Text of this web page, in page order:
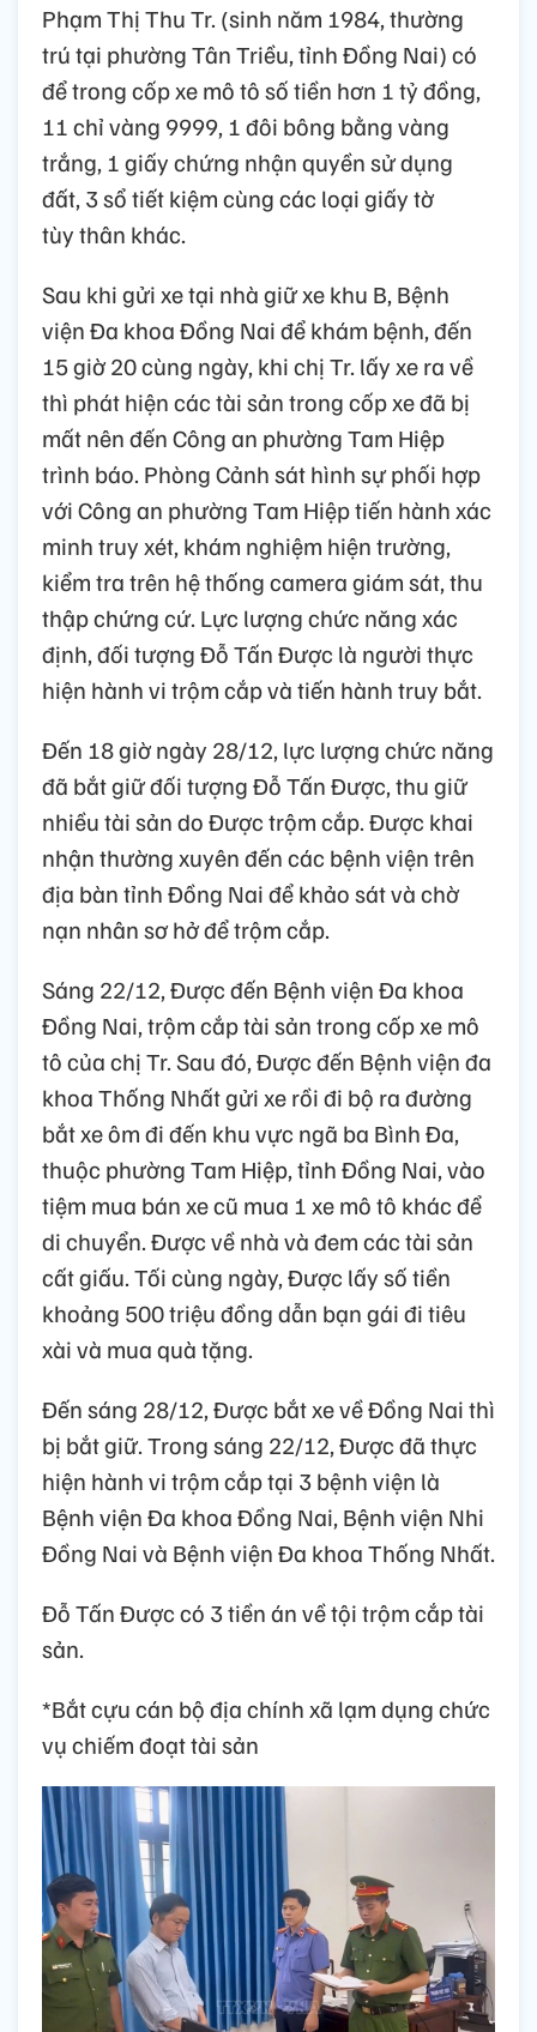
Phạm Thị Thu Tr. (sinh năm 1984, thường
trú tại phường Tân Triều, tỉnh Đồng Nai) có
để trong cốp xe mô tô số tiền hơn 1 tỷ đồng,
11 chỉ vàng 9999, 1 đôi bông bằng vàng
trắng, 1 giấy chứng nhận quyền sử dụng
đất, 3 sổ tiết kiệm cùng các loại giấy tờ
tùy thân khác.
Sau khi gửi xe tại nhà giữ xe khu B, Bệnh
viện Đa khoa Đồng Nai để khám bệnh, đến
15 giờ 20 cùng ngày, khi chị Tr. lấy xe ra về
thì phát hiện các tài sản trong cốp xe đã bị
mất nên đến Công an phường Tam Hiệp
trình báo. Phòng Cảnh sát hình sự phối hợp
với Công an phường Tam Hiệp tiến hành xác
minh truy xét, khám nghiệm hiện trường,
kiểm tra trên hệ thống camera giám sát, thu
thập chứng cứ. Lực lượng chức năng xác
định, đối tượng Đỗ Tấn Được là người thực
hiện hành vi trộm cắp và tiến hành truy bắt.
Đến 18 giờ ngày 28/12, lực lượng chức năng
đã bắt giữ đối tượng Đỗ Tấn Được, thu giữ
nhiều tài sản do Được trộm cắp. Được khai
nhận thường xuyên đến các bệnh viện trên
địa bàn tỉnh Đồng Nai để khảo sát và chờ
nạn nhân sơ hở để trộm cắp.
Sáng 22/12, Được đến Bệnh viện Đa khoa
Đồng Nai, trộm cắp tài sản trong cốp xe mô
tô của chị Tr. Sau đó, Được đến Bệnh viện đa
khoa Thống Nhất gửi xe rồi đi bộ ra đường
bắt xe ôm đi đến khu vực ngã ba Bình Đa,
thuộc phường Tam Hiệp, tỉnh Đồng Nai, vào
tiệm mua bán xe cũ mua 1 xe mô tô khác để
di chuyển. Được về nhà và đem các tài sản
cất giấu. Tối cùng ngày, Được lấy số tiền
khoảng 500 triệu đồng dẫn bạn gái đi tiêu
xài và mua quà tặng.
Đến sáng 28/12, Được bắt xe về Đồng Nai thì
bị bắt giữ. Trong sáng 22/12, Được đã thực
hiện hành vi trộm cắp tại 3 bệnh viện là
Bệnh viện Đa khoa Đồng Nai, Bệnh viện Nhi
Đồng Nai và Bệnh viện Đa khoa Thống Nhất.
Đỗ Tấn Được có 3 tiền án về tội trộm cắp tài
sản.
*Bắt cựu cán bộ địa chính xã lạm dụng chức
vụ chiếm đoạt tài sản